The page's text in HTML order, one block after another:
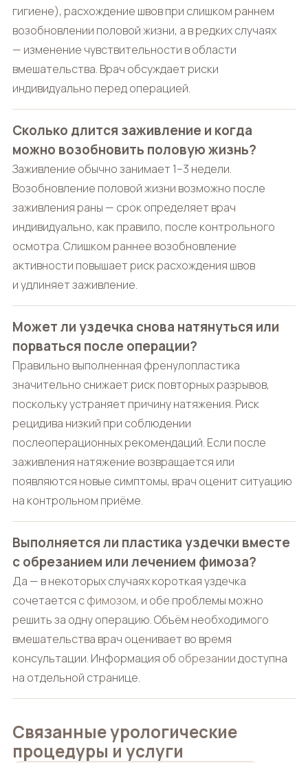
гигиене), расхождение швов при слишком раннем
возобновлении половой жизни, а в редких случаях
— изменение чувствительности в области
вмешательства. Врач обсуждает риски
индивидуально перед операцией.
Сколько длится заживление и когда
можно возобновить половую жизнь?
Заживление обычно занимает 1–3 недели.
Возобновление половой жизни возможно после
заживления раны — срок определяет врач
индивидуально, как правило, после контрольного
осмотра. Слишком раннее возобновление
активности повышает риск расхождения швов
и удлиняет заживление.
Может ли уздечка снова натянуться или
порваться после операции?
Правильно выполненная френулопластика
значительно снижает риск повторных разрывов,
поскольку устраняет причину натяжения. Риск
рецидива низкий при соблюдении
послеоперационных рекомендаций. Если после
заживления натяжение возвращается или
появляются новые симптомы, врач оценит ситуацию
на контрольном приёме.
Выполняется ли пластика уздечки вместе
с обрезанием или лечением фимоза?
Да — в некоторых случаях короткая уздечка
сочетается сфимозом, и обе проблемы можно
решить за одну операцию. Объём необходимого
вмешательства врач оценивает во время
консультации. Информация об обрезаниидоступна
на отдельной странице.
Связанные урологические
процедуры и услуги